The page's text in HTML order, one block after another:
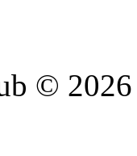
© 2026